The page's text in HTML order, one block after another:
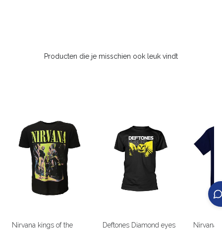
Producten die je misschien ook leuk vindt
Nirvana kings of the
Deftones Diamond eyes
Nirvana